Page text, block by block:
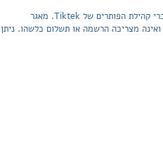
פה תוכלו למצוא בקלות ובחינם פתרונות מלאים ותשובות מפורטות לשאלות מהספר ספרות לחטיבת הביניים / ליון בוקס שהועלו על ידי חברי קהילת הפותרים של Tiktek. מאגר
לשאלות חפשית ואינה מצריכה הרשמה או תשלום כלשהו. ניתן